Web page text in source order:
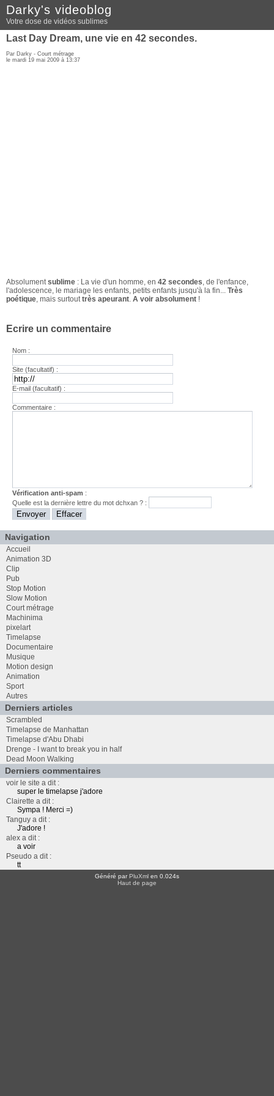
Darky's videoblog
Votre dose de vidéos sublimes
Last Day Dream, une vie en 42 secondes.
Par Darky - Court métrage
le mardi 19 mai 2009 à 13:37
Absolumentsublime : La vie d'un homme, en 42 secondes, de l'enfance,
l'adolescence, le mariage les enfants, petits enfants jusqu'à la fin... Très
poétique, mais surtouttrès apeurant. A voir absolument !
Ecrire un commentaire
Nom :
Site (facultatif) :
E-mail (facultatif) :
Commentaire :
Vérification anti-spam :
Quelle est ladernière lettre du motdchxan ? :
Navigation
Accueil
Animation 3D
Clip
Pub
Stop Motion
Slow Motion
Court métrage
Machinima
pixelart
Timelapse
Documentaire
Musique
Motion design
Animation
Sport
Autres
Derniers articles
Scrambled
Timelapse de Manhattan
Timelapse d'Abu Dhabi
Drenge - I want to break you in half
Dead Moon Walking
Derniers commentaires
voir le site a dit :
super le timelapse j'adore
Clairette a dit :
Sympa ! Merci =)
Tanguy a dit :
J'adore !
alex a dit :
a voir
Pseudo a dit :
tt
Généré parPluXml en 0.024s
Haut de page